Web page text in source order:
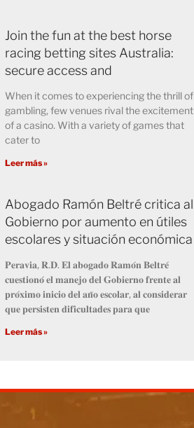
Join the fun at the best horse
racing betting sites Australia:
secure access and
When it comes to experiencing the thrill of
gambling, few venues rival the excitement
of a casino. With a variety of games that
cater to
Leer más »
Abogado Ramón Beltré critica al
Gobierno por aumento en útiles
escolares y situación económica
𝐏𝐞𝐫𝐚𝐯𝐢𝐚, 𝐑.𝐃. 𝐄𝐥 𝐚𝐛𝐨𝐠𝐚𝐝𝐨 𝐑𝐚𝐦𝐨́𝐧 𝐁𝐞𝐥𝐭𝐫𝐞́
𝐜𝐮𝐞𝐬𝐭𝐢𝐨𝐧𝐨́ 𝐞𝐥 𝐦𝐚𝐧𝐞𝐣𝐨 𝐝𝐞𝐥 𝐆𝐨𝐛𝐢𝐞𝐫𝐧𝐨 𝐟𝐫𝐞𝐧𝐭𝐞 𝐚𝐥
𝐩𝐫𝐨́𝐱𝐢𝐦𝐨 𝐢𝐧𝐢𝐜𝐢𝐨 𝐝𝐞𝐥 𝐚𝐧̃𝐨 𝐞𝐬𝐜𝐨𝐥𝐚𝐫, 𝐚𝐥 𝐜𝐨𝐧𝐬𝐢𝐝𝐞𝐫𝐚𝐫
𝐪𝐮𝐞 𝐩𝐞𝐫𝐬𝐢𝐬𝐭𝐞𝐧 𝐝𝐢𝐟𝐢𝐜𝐮𝐥𝐭𝐚𝐝𝐞𝐬 𝐩𝐚𝐫𝐚 𝐪𝐮𝐞
Leer más »